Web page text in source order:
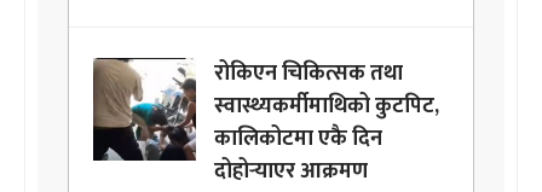
रोकिएन चिकित्सक तथा
स्वास्थ्यकर्मीमाथिको कुटपिट,
कालिकोटमा एकै दिन
दोहोर्‍याएर आक्रमण